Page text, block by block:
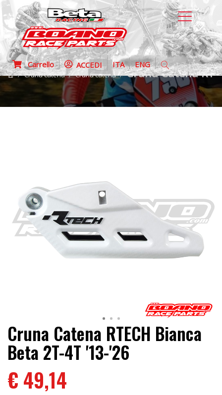
Carrello ACCEDI ITA ENG
Cruna catena Cruna catena Cruna Catena
Cruna Catena RTECH Bianca
Beta 2T-4T '13-'26
€ 49,14